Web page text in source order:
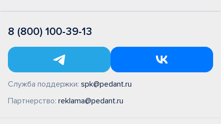
8 (800) 100-39-13
Служба поддержки: spk@pedant.ru
Партнерство: reklama@pedant.ru